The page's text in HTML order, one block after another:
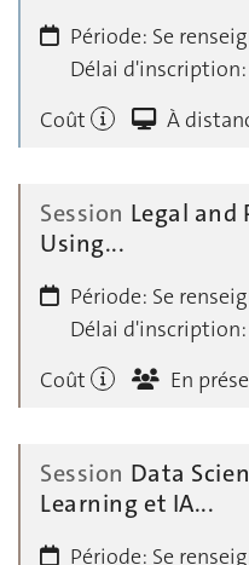
Période: Se
Délai d'inscription:
Coût
À
Session Legal and
Using...
Période: Se
Délai d'inscription:
Coût
En
Session Data
Learning et IA...
Période: Se